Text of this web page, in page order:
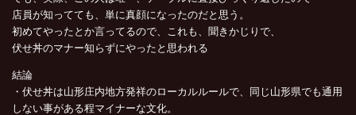
店員が知ってても、単に真顔になったのだと思う。
初めてやったとか言ってるので、これも、聞きかじりで、
伏せ丼のマナー知らずにやったと思われる
結論
・伏せ丼は山形庄内地方発祥のローカルルールで、同じ山形県でも通用
しない事がある程マイナーな文化。